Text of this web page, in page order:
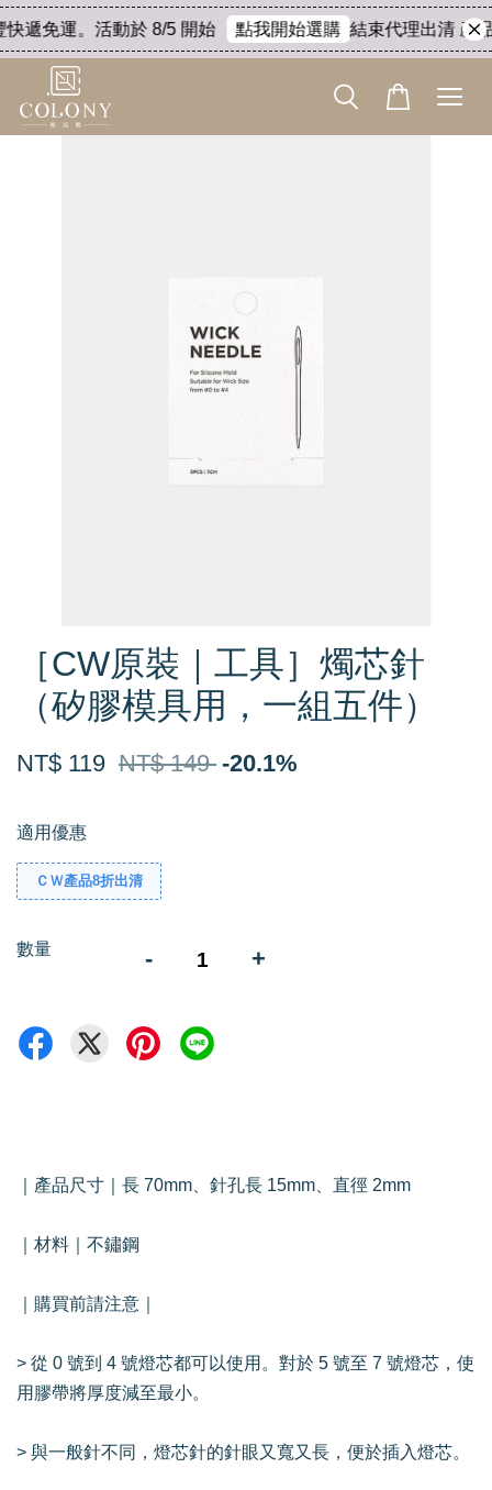
遞免運。活動於 8/5 開始 點我開始選購 結束代理出清 產
［CW原裝｜工具］燭芯針
（矽膠模具用，一組五件）
NT$ 119 NT$ 149 -20.1%
適用優惠
ＣＷ產品8折出清
數量 - +
｜產品尺寸｜長 70mm、針孔長 15mm、直徑 2mm
｜材料｜不鏽鋼
｜購買前請注意｜
> 從 0 號到 4 號燈芯都可以使用。對於 5 號至 7 號燈芯，使
用膠帶將厚度減至最小。
> 與一般針不同，燈芯針的針眼又寬又長，便於插入燈芯。